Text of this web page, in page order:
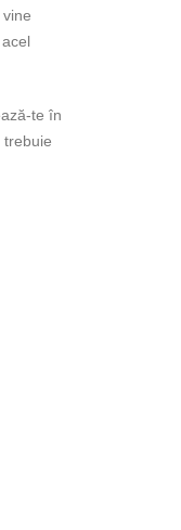
te în
trebuie